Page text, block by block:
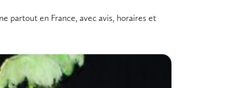
partout en France, avec avis, horaires et